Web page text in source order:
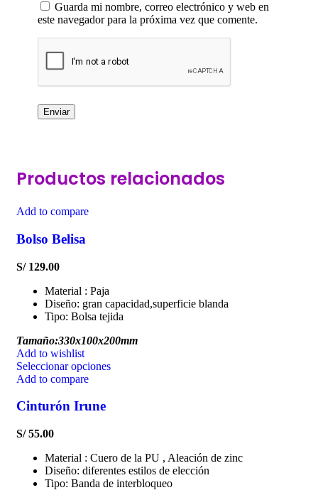
Guarda mi nombre, correo electrónico y web en
este navegador para la próxima vez que comente.
Productos relacionados
Add to compare
Bolso Belisa
S/129.00
Material : Paja
Diseño: gran capacidad,superficie blanda
Tipo: Bolsa tejida
Tamaño:330x100x200mm
Add to wishlist
Seleccionar opciones
Add to compare
Cinturón Irune
S/55.00
Material : Cuero de la PU , Aleación de zinc
Diseño: diferentes estilos de elección
Tipo: Banda de interbloqueo